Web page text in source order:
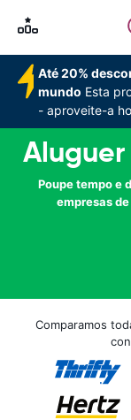
Até 20%
mundo Esta
- aproveite-a
Poupe tempo e
empresas
Comparamos